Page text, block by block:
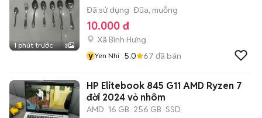
1 phút trước 3
Đã sử dụng Đũa, muỗng
10.000 đ
Xã Bình Hưng
y Yen Nhi 5.0 67 đã bán
HP Elitebook 845 G11 AMD Ryzen 7
đời 2024 vỏ nhôm
AMD 16 GB 256 GB SSD